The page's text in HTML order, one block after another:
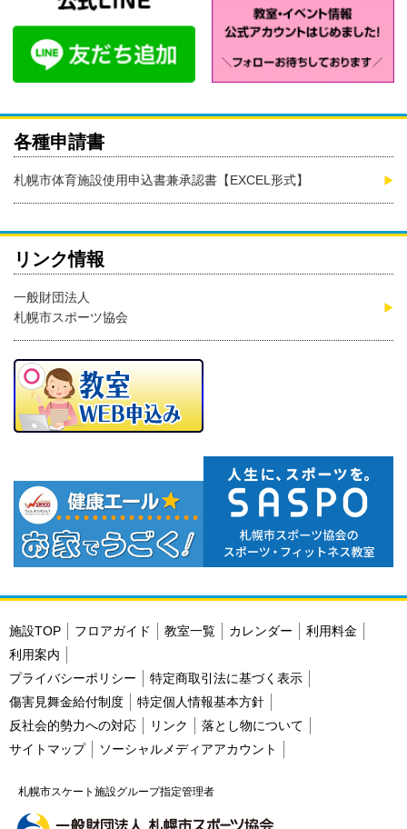
各種申請書
札幌市体育施設使用申込書兼承認書【EXCEL形式】
リンク情報
一般財団法人
札幌市スポーツ協会
施設TOP フロアガイド 教室一覧 カレンダー
利用料金
利用案内
プライバシーポリシー
特定商取引法に基づく表示
傷害見舞金給付制度
特定個人情報基本方針
反社会的勢力への対応
リンク
落とし物について
サイトマップ
ソーシャルメディアアカウント
札幌市スケート施設グループ指定管理者